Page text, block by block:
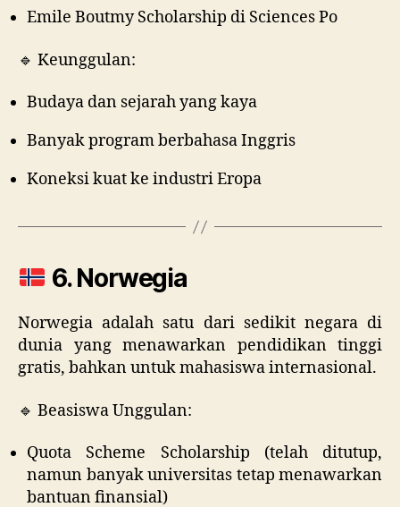
Emile Boutmy Scholarship di Sciences Po
🔹 Keunggulan:
Budaya dan sejarah yang kaya
Banyak program berbahasa Inggris
Koneksi kuat ke industri Eropa
6. Norwegia
Norwegia adalah satu dari sedikit negara di
dunia yang menawarkan pendidikan tinggi
gratis, bahkan untuk mahasiswa internasional.
🔹 Beasiswa Unggulan:
Quota Scheme Scholarship (telah ditutup,
namun banyak universitas tetap menawarkan
bantuan finansial)